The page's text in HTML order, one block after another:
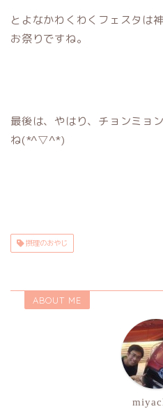
とよなかわくわくフェスタは
お祭りですね。
最後は、やはり、チョンミョ
ね(*^▽^*)
摂理のおやじ
ABOUT ME